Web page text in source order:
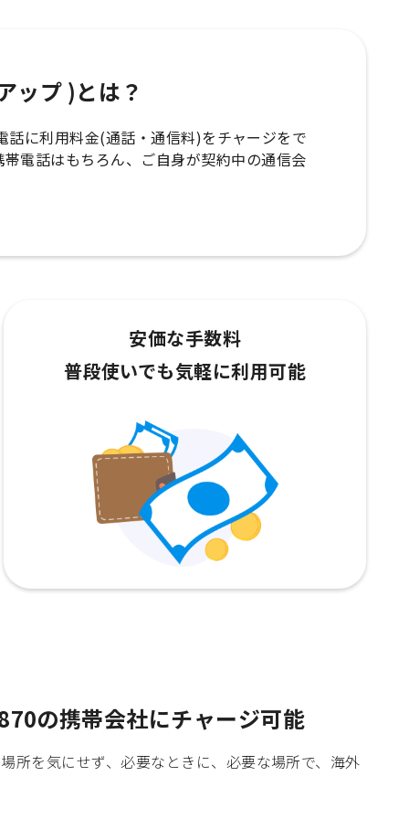
ップ )とは？
に利用料金(通話・通信料)をチャージをで
電話はもちろん、ご自身が契約中の通信会
安価な手数料
普段使いでも気軽に利用可能
の携帯会社にチャージ可能
所を気にせず、必要なときに、必要な場所で、海外